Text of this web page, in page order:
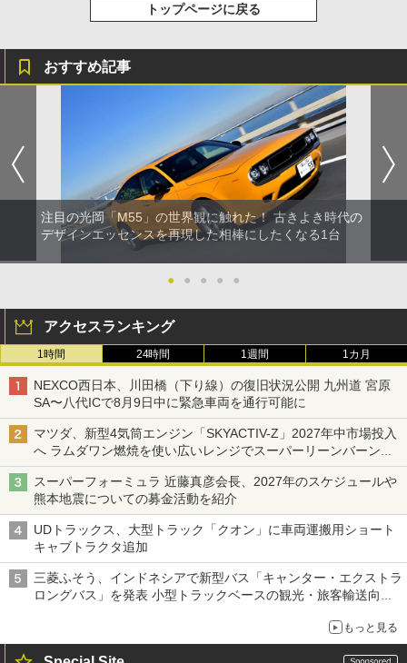
トップページに戻る
おすすめ記事
注目の光岡「M55」の世界観に触れた！ 古きよき時代の
デザインエッセンスを再現した相棒にしたくなる1台
● ● ● ● ●
アクセスランキング
1時間 24時間 1週間 1カ月
NEXCO西日本、川田橋（下り線）の復旧状況公開 九州道 宮原
SA〜八代ICで8月9日中に緊急車両を通行可能に
マツダ、新型4気筒エンジン「SKYACTIV-Z」2027年中市場投入
へ ラムダワン燃焼を使い広いレンジでスーパーリーンバーン燃
焼を実現
スーパーフォーミュラ 近藤真彦会長、2027年のスケジュールや
熊本地震についての募金活動を紹介
UDトラックス、大型トラック「クオン」に車両運搬用ショート
キャブトラクタ追加
三菱ふそう、インドネシアで新型バス「キャンター・エクストラ
ロングバス」を発表 小型トラックベースの観光・旅客輸送向け
もっと見る